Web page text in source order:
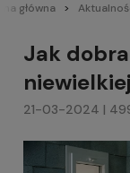
główna
Jak
21-03-2024 |